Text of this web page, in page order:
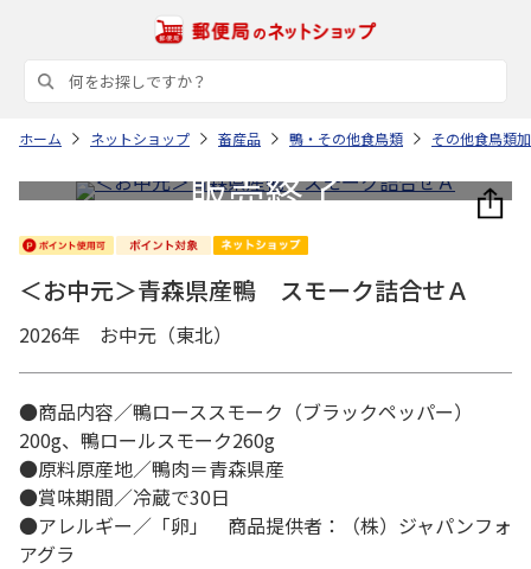
ホーム ネットショップ 畜産品 鴨・その他食鳥類 その他食鳥類
＜お中元＞青森県産鴨 スモーク詰合せＡ
2026年 お中元（東北）
●商品内容／鴨ローススモーク（ブラックペッパー）
200g、鴨ロールスモーク260g
●原料原産地／鴨肉＝青森県産
●賞味期間／冷蔵で30日
●アレルギー／「卵」 商品提供者：（株）ジャパンフォ
アグラ